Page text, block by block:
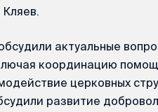
актуальные
координацию
церковных
развитие